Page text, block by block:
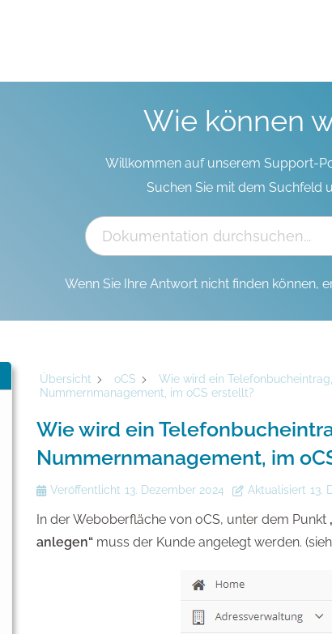
Wie können
Willkommen auf unserem Support-
Suchen Sie mit dem Suchfeld
Wenn Sie Ihre Antwort nicht finden können,
Übersicht oCS
Wie wird ein
Nummernmanagement, im oCS erstellt?
Wie wird ein
Nummernmanagement, im
Veröffentlicht 13. Dezember 2024 Aktualisiert 13.
In der Weboberfläche von oCS, unter dem Punkt
anlegen“muss der Kunde angelegt werden.